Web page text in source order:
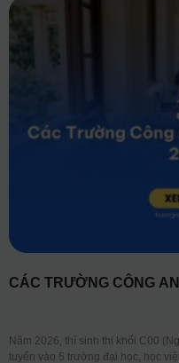
CÁC TRƯỜNG CÔNG
Năm 2026, thí sinh thi khối C00
tuyển vào 5 trường đại học, học